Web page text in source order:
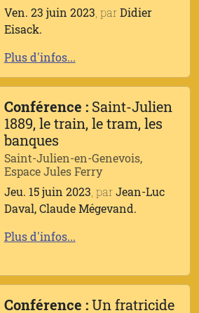
Ven. 23 juin 2023 , parDidier
Eisack.
Plus d'infos...
Conférence :Saint-Julien
1889, le train, le tram, les
banques
Saint-Julien-en-Genevois,
Espace Jules Ferry
Jeu. 15 juin 2023 , parJean-Luc
Daval, Claude Mégevand.
Plus d'infos...
Conférence :Un fratricide